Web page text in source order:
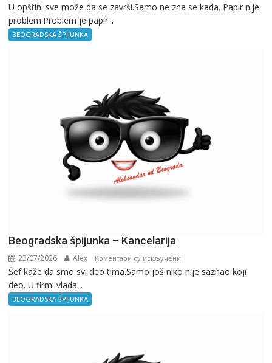
Beogradska
U opštini sve može da se završi.Samo ne zna se kada. Papir nije
problem.Problem je papir...
BEOGRADSKA ŠPIJUNKA
Beogradska špijunka – Kancelarija
23/07/2026 Alex Коментари су искључени
Beogradska
Šef kaže da smo svi deo tima.Samo još niko nije saznao koji
deo. U firmi vlada...
BEOGRADSKA ŠPIJUNKA